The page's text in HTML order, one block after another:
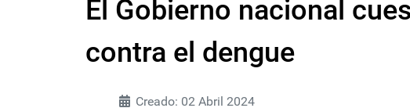
El Gobierno nacional
contra el dengue
Creado: 02 Abril 2024